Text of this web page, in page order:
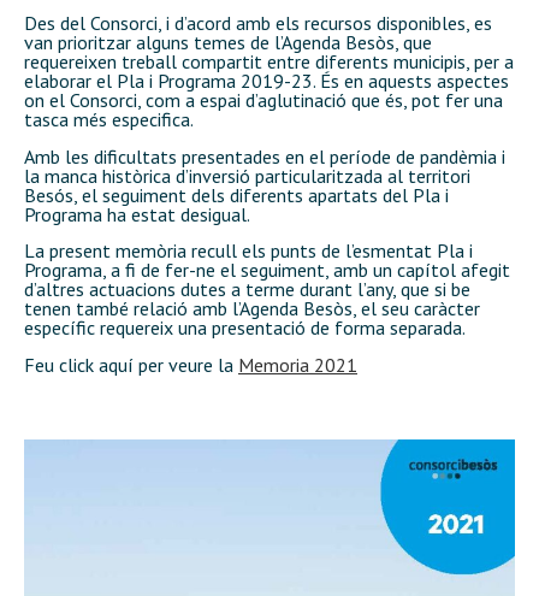
Des del Consorci, i d’acord amb els recursos disponibles, es
van prioritzar alguns temes de l’Agenda Besòs, que
requereixen treball compartit entre diferents municipis, per a
elaborar el Pla i Programa 2019-23. És en aquests aspectes
on el Consorci, com a espai d’aglutinació que és, pot fer una
tasca més especifica.
Amb les dificultats presentades en el període de pandèmia i
la manca històrica d’inversió particularitzada al territori
Besós, el seguiment dels diferents apartats del Pla i
Programa ha estat desigual.
La present memòria recull els punts de l’esmentat Pla i
Programa, a fi de fer-ne el seguiment, amb un capítol afegit
d’altres actuacions dutes a terme durant l’any, que si be
tenen també relació amb l’Agenda Besòs, el seu caràcter
específic requereix una presentació de forma separada.
Feu click aquí per veure la Memoria 2021